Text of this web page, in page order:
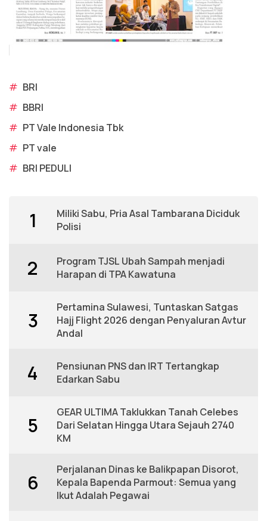
# BRI
# BBRI
# PT Vale Indonesia Tbk
# PT vale
# BRI PEDULI
1
Miliki Sabu, Pria Asal Tambarana Diciduk
Polisi
2
Program TJSL Ubah Sampah menjadi
Harapan di TPA Kawatuna
3
Pertamina Sulawesi, Tuntaskan Satgas
Hajj Flight 2026 dengan Penyaluran Avtur
Andal
4
Pensiunan PNS dan IRT Tertangkap
Edarkan Sabu
5
GEAR ULTIMA Taklukkan Tanah Celebes
Dari Selatan Hingga Utara Sejauh 2740
KM
6
Perjalanan Dinas ke Balikpapan Disorot,
Kepala Bapenda Parmout: Semua yang
Ikut Adalah Pegawai